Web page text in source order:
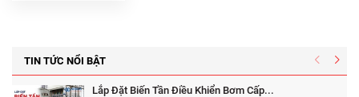
TIN TỨC NỔI BẬT
Lắp Đặt Biến Tần Điều Khiển Bơm Cấp...